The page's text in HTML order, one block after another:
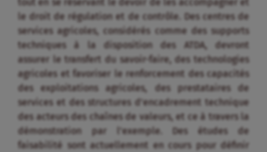
tout en se réservant le devoir de les accompagner et
le droit de régulation et de contrôle. Des centres de
services agricoles, considérés comme des supports
techniques à la disposition des ATDA, devront
assurer le transfert du savoir-faire, des technologies
agricoles et favoriser le renforcement des capacités
des exploitations agricoles, des prestataires de
services et des structures d’encadrement technique
des acteurs des chaînes de valeurs, et ce à travers la
démonstration par l’exemple. Des études de
faisabilité sont actuellement en cours pour définir